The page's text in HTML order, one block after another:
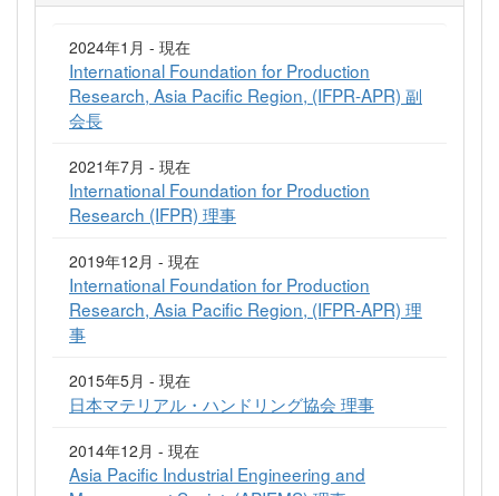
2024年1月 - 現在
International Foundation for Production
Research, Asia Pacific Region, (IFPR-APR) 副
会長
2021年7月 - 現在
International Foundation for Production
Research (IFPR) 理事
2019年12月 - 現在
International Foundation for Production
Research, Asia Pacific Region, (IFPR-APR) 理
事
2015年5月 - 現在
日本マテリアル・ハンドリング協会 理事
2014年12月 - 現在
Asia Pacific Industrial Engineering and